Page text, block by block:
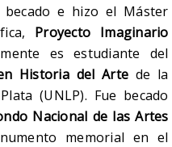
e hizo el Máster
Proyecto Imaginario
es estudiante del
Historia del Arte de la
(UNLP). Fue becado
Nacional de las Artes
memorial en el